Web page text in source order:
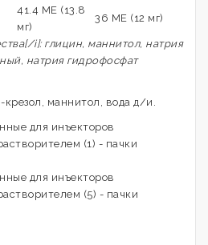
41.4 МЕ (13.8
мг)
36 МЕ (12 мг)
i]: глицин, маннитол, натрия
натрия гидрофосфат
маннитол, вода д/и.
для инъекторов
(1) - пачки
для инъекторов
(5) - пачки